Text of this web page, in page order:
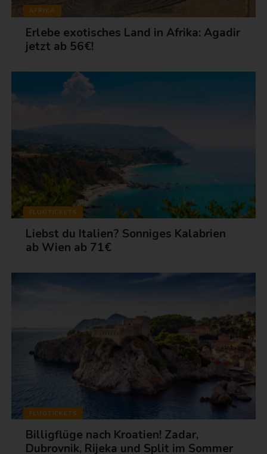
AFRIKA
Erlebe exotisches Land in Afrika: Agadir
jetzt ab 56€!
FLUGTICKETS
Liebst du Italien? Sonniges Kalabrien
ab Wien ab 71€
FLUGTICKETS
Billigflüge nach Kroatien! Zadar,
Dubrovnik, Rijeka und Split im Sommer